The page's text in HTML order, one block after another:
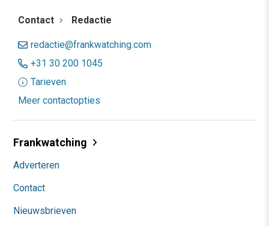
Contact Redactie
redactie@frankwatching.com
+31 30 200 1045
Tarieven
Meer contactopties
Frankwatching
Adverteren
Contact
Nieuwsbrieven